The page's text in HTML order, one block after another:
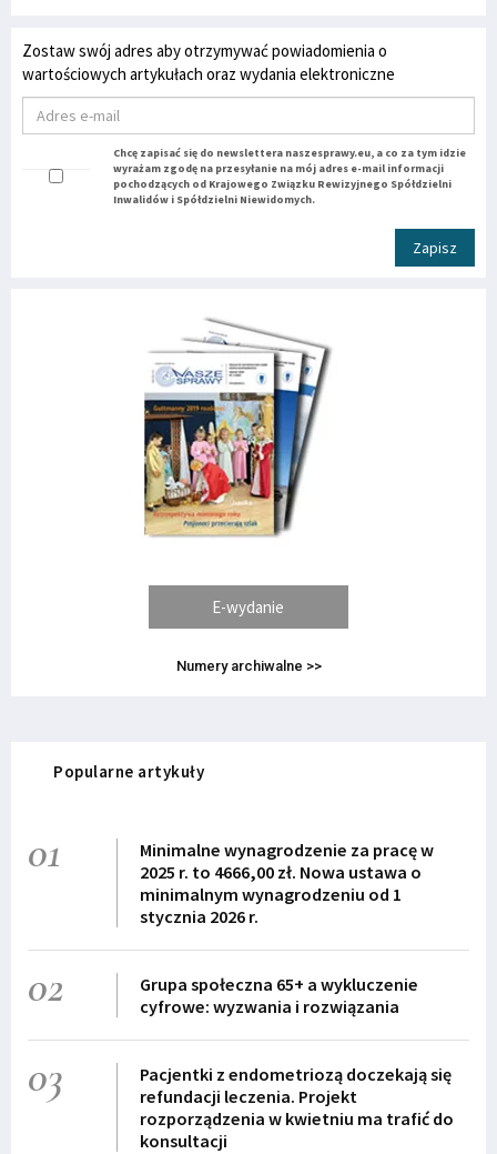
Zostaw swój adres aby otrzymywać powiadomienia o
wartościowych artykułach oraz wydania elektroniczne
Chcę zapisać się do newslettera naszesprawy.eu, a co za tym idzie
wyrażam zgodę na przesyłanie na mój adres e-mail informacji
pochodzących od Krajowego Związku Rewizyjnego Spółdzielni
Inwalidów i Spółdzielni Niewidomych.
Zapisz
E-wydanie
Numery archiwalne >>
Popularne artykuły
01
Minimalne wynagrodzenie za pracę w
2025 r. to 4666,00 zł. Nowa ustawa o
minimalnym wynagrodzeniu od 1
stycznia 2026 r.
02
Grupa społeczna 65+ a wykluczenie
cyfrowe: wyzwania i rozwiązania
03
Pacjentki z endometriozą doczekają się
refundacji leczenia. Projekt
rozporządzenia w kwietniu ma trafić do
konsultacji